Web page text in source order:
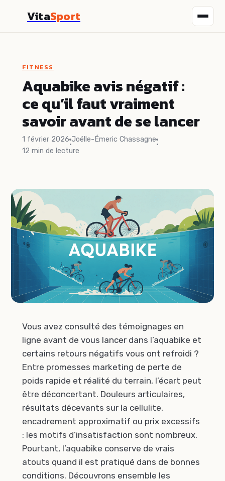
VitaSport
Nutrition
Sport
Santé
Bien-être
FITNESS
Aquabike avis négatif :
ce qu’il faut vraiment
savoir avant de se lancer
1 février 2026
·
Joëlle-Émeric Chassagne
·
12 min de lecture
Vous avez consulté des témoignages en
ligne avant de vous lancer dans l’aquabike et
certains retours négatifs vous ont refroidi ?
Entre promesses marketing de perte de
poids rapide et réalité du terrain, l’écart peut
être déconcertant. Douleurs articulaires,
résultats décevants sur la cellulite,
encadrement approximatif ou prix excessifs
: les motifs d’insatisfaction sont nombreux.
Pourtant, l’aquabike conserve de vrais
atouts quand il est pratiqué dans de bonnes
conditions. Découvrons ensemble les